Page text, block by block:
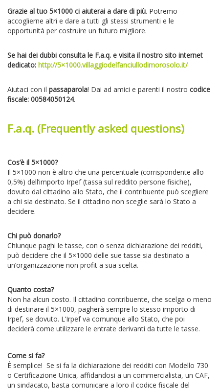
Grazie al tuo 5×1000 ci aiuterai a dare di più. Potremo
accoglierne altri e dare a tutti gli stessi strumenti e le
opportunità per costruire un futuro migliore.
Se hai dei dubbi consulta le F.a.q. e visita il nostro sito internet
dedicato: http://5×1000.villaggiodelfanciullodimorosolo.it/
Aiutaci con il passaparola! Dai ad amici e parenti il nostro codice
fiscale: 00584050124.
F.a.q. (Frequently asked questions)
Cos’è il 5×1000?
Il 5×1000 non è altro che una percentuale (corrispondente allo
0,5%) dell’importo Irpef (tassa sul reddito persone fisiche),
dovuto dal cittadino allo Stato, che il contribuente può scegliere
a chi sia destinato. Se il cittadino non sceglie sarà lo Stato a
decidere.
Chi può donarlo?
Chiunque paghi le tasse, con o senza dichiarazione dei redditi,
può decidere che il 5×1000 delle sue tasse sia destinato a
un’organizzazione non profit a sua scelta.
Quanto costa?
Non ha alcun costo. Il cittadino contribuente, che scelga o meno
di destinare il 5×1000, pagherà sempre lo stesso importo di
Irpef, se dovuto. L’Irpef va comunque allo Stato, che poi
deciderà come utilizzare le entrate derivanti da tutte le tasse.
Come si fa?
È semplice! Se si fa la dichiarazione dei redditi con Modello 730
o Certificazione Unica, affidandosi a un commercialista, un CAF,
un sindacato, basta comunicare a loro il codice fiscale del